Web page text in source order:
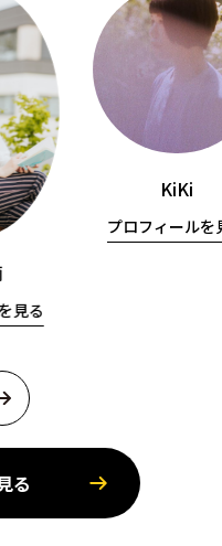
見る
KiKi
プロフィールを
る